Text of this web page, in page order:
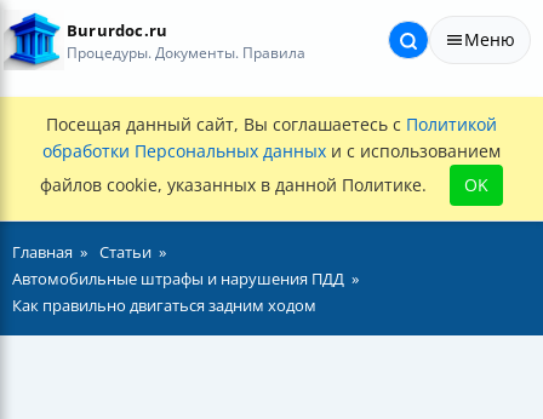
Bururdoc.ru
Процедуры. Документы. Правила
Меню
Посещая данный сайт, Вы соглашаетесь с Политикой
обработки Персональных данных и с использованием
файлов cookie, указанных в данной Политике.
OK
Главная
Статьи
Автомобильные штрафы и нарушения ПДД
Как правильно двигаться задним ходом